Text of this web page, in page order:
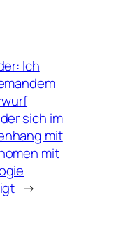
Ich
sich im
mit
mit
→